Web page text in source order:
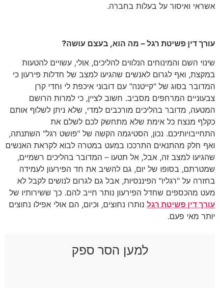
אשראי ואיסור על בעלות בחברה.
עורך דין פשיטת רגל – מה הוא, בעצם עושה?
שינוי השם והמינוחים הנלווים להליכים, אולי, עשויים להטעות
במקצת, ואף לגרום לאנשים שהגיעו למצב של חדלות פירעון כי
המדובר בסוג של "קייטנה" עם דובוני איכפת לי וחדי קרן
צבעוניים המרחפים מסביב. חשוב לציין, כי למרות הרושם
המטעה, מדובר בהליכים מורכבים למדי, שלא ניתן לשלוף אותם
כקלף מנצח כל אימת שלא מתחשק לכם לשלם את
התחייבויותיכם. נכון, הסטיגמה הקשה של "פושט רגל" השתנתה,
ואף חלק מהתנאים התרככו במעט במטרה לבוא לקראת האנשים
שהגיעו למצב זה, אבל, אל תטעו – המדובר בהליכים רשמיים,
שמטרתם, בסופו של יום, גם להשיב את חד הפירעון לעמידה
בחזרה על "רגליו" הפיננסיות, אבל גם לגרום לנושים לקבל לא
מעט מהכספים שחדל הפירעון נותר חייב להם. כך ששירותיו של
עורך דין פשיטת רגל נותרו נחוצים, וכיום, הם אולי אפילו נחוצים
יותר מאי פעם.
למען הסר ספק